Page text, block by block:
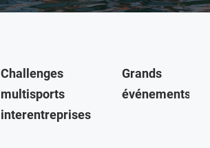
Challenges
multisports
interentreprises
Grands
événements